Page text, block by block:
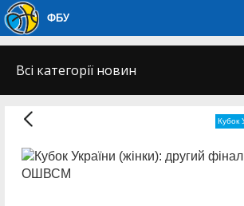
ФБУ
Всі категорії новин
Кубок